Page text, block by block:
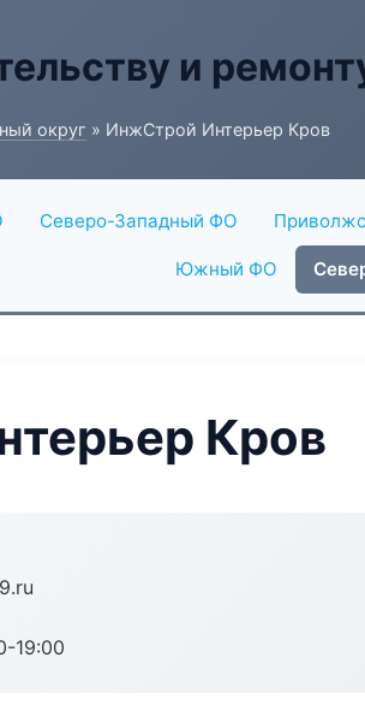
и
округ » ИнжСтрой Интерьер Кров
Северо-Западный ФО
Южный ФО
Кров
19:00